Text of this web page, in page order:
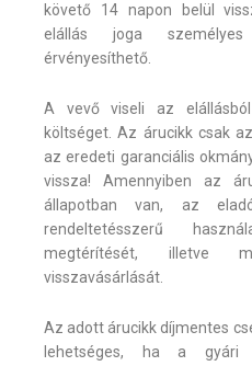
követő 14 napon belül
elállás joga
érvényesíthető.
A vevő viseli az
költséget. Az árucikk csak
az eredeti garanciális
vissza! Amennyiben az
állapotban van, az
rendeltetésszerű
megtérítését, illetve
visszavásárlását.
Az adott árucikk díjmentes
lehetséges, ha a gyári